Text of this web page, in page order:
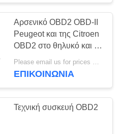
Αρσενικό OBD2 OBD-ΙΙ
Peugeot και της Citroen
OBD2 στο θηλυκό και το
θηλυκό Υ καλώδιο
OBD2
Please email us for prices MOQ:100 τεμ
ΕΠΙΚΟΙΝΩΝΊΑ
Τεχνική συσκευή OBD2